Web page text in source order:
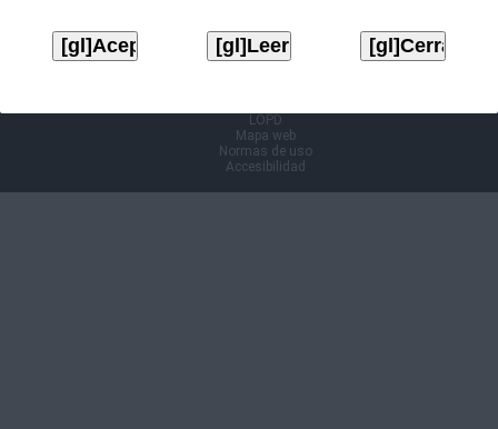
LOPD
Mapa web
Normas de uso
Accesibilidad